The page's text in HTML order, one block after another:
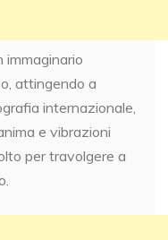
immaginario
attingendo a
internazionale,
e vibrazioni
per travolgere a